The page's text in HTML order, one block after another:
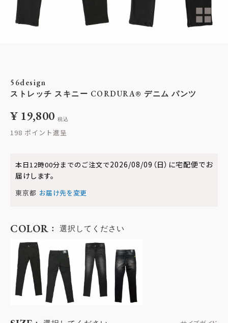
56design
ストレッチ スキニー CORDURA® デニム パンツ
¥ 19,800 税込
198
本日12時00分までのご注文で2026/08/09（日） に宅配便でお
届けします。
東京都 お届け先を変更
COLOR 選択してください